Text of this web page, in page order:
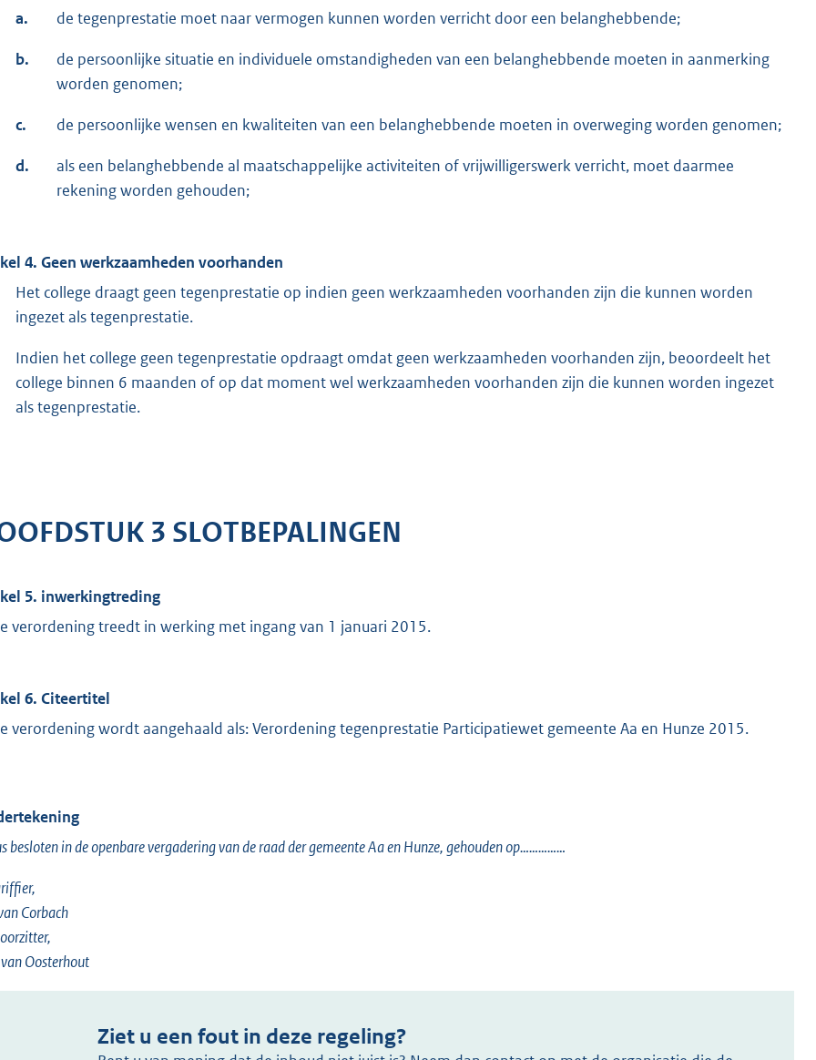
a. de tegenprestatie moet naar vermogen kunnen worden verricht door een belanghebbende;
b.
de persoonlijke situatie en individuele omstandigheden van een belanghebbende moeten in aanmerking
worden genomen;
c. de persoonlijke wensen en kwaliteiten van een belanghebbende moeten in overweging worden genomen;
d.
als een belanghebbende al maatschappelijke activiteiten of vrijwilligerswerk verricht, moet daarmee
rekening worden gehouden;
4. Geen werkzaamheden voorhanden
Het college draagt geen tegenprestatie op indien geen werkzaamheden voorhanden zijn die kunnen worden
ingezet als tegenprestatie.
Indien het college geen tegenprestatie opdraagt omdat geen werkzaamheden voorhanden zijn, beoordeelt het
college binnen 6 maanden of op dat moment wel werkzaamheden voorhanden zijn die kunnen worden ingezet
als tegenprestatie.
3 SLOTBEPALINGEN
5. inwerkingtreding
verordening treedt in werking met ingang van 1 januari 2015.
6. Citeertitel
verordening wordt aangehaald als: Verordening tegenprestatie Participatiewet gemeente Aa en Hunze 2015.
besloten in de openbare vergadering van de raad der gemeente Aa en Hunze, gehouden op……………
Corbach
Oosterhout
Ziet u een fout in deze regeling?